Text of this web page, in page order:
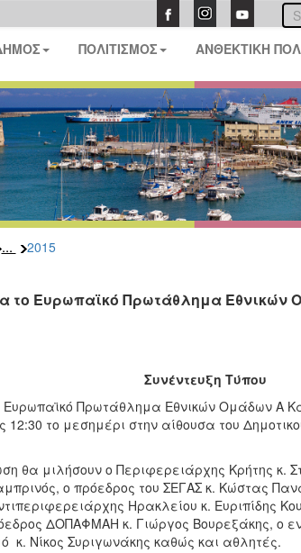
ΠΟΛΙΤΙΣΜΟΣ ΑΝΘΕΚΤΙΚΗ
... 2015
το Ευρωπαϊκό Πρωτάθλημα Εθνικών
Συνέντευξη Τύπου
Ευρωπαϊκό Πρωτάθλημα Εθνικών Ομάδων Α
12:30 το μεσημέρι στην αίθουσα του
θα μιλήσουν ο Περιφερειάρχης Κρήτης κ.
ο πρόεδρος του ΣΕΓΑΣ κ. Κώστας
Ηρακλείου κ. Ευριπίδης
ΔΟΠΑΦΜΑΗ κ. Γιώργος Βουρεξάκης, ο
κ. Νίκος Συριγωνάκης καθώς και αθλητές.